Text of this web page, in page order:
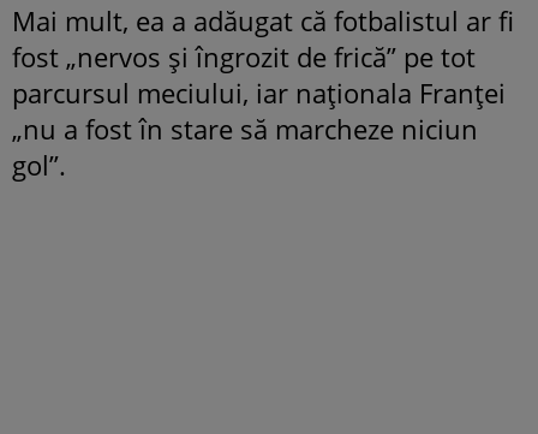
Mai mult, ea a adăugat că fotbalistul ar fi
fost „nervos și îngrozit de frică” pe tot
parcursul meciului, iar naționala Franței
„nu a fost în stare să marcheze niciun
gol”.